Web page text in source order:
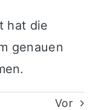
hat die
genauen
Vor